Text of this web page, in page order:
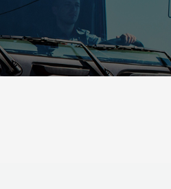
QUALITY TRANS KWIECIEŃ SP.
SOLAR-R